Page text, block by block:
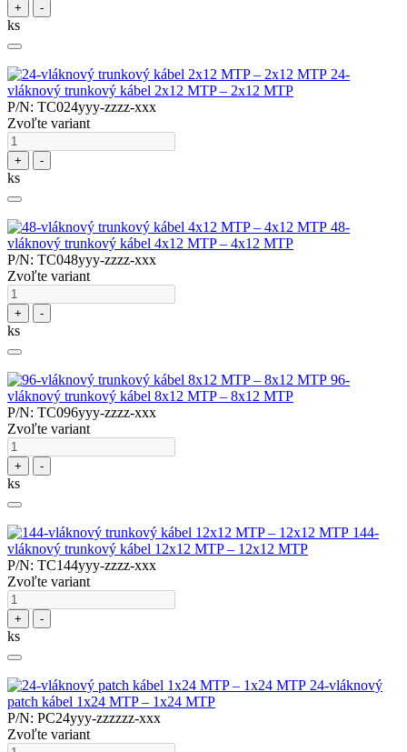
+ -
ks
24-
vláknový trunkový kábel 2x12 MTP – 2x12 MTP
P/N: TC024yyy-zzzz-xxx
Zvoľte variant
+ -
ks
48-
vláknový trunkový kábel 4x12 MTP – 4x12 MTP
P/N: TC048yyy-zzzz-xxx
Zvoľte variant
+ -
ks
96-
vláknový trunkový kábel 8x12 MTP – 8x12 MTP
P/N: TC096yyy-zzzz-xxx
Zvoľte variant
+ -
ks
144-
vláknový trunkový kábel 12x12 MTP – 12x12 MTP
P/N: TC144yyy-zzzz-xxx
Zvoľte variant
+ -
ks
24-vláknový
patch kábel 1x24 MTP – 1x24 MTP
P/N: PC24yyy-zzzzzz-xxx
Zvoľte variant